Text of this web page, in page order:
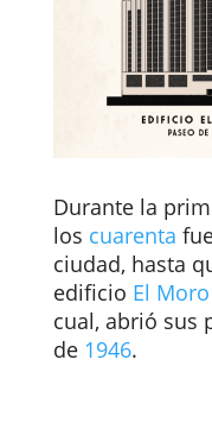
Durante la
los cuarenta
ciudad, hasta
edificio El Moro
cual, abrió sus
de 1946.